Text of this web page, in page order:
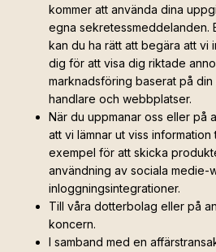
kommer att använda dina
egna sekretessmeddelanden.
kan du ha rätt att begära att vi
dig för att visa dig riktade
marknadsföring baserat på
handlare och webbplatser.
När du uppmanar oss eller på
att vi lämnar ut viss information
exempel för att skicka
användning av sociala medie-
inloggningsintegrationer.
Till våra dotterbolag eller på
koncern.
I samband med en